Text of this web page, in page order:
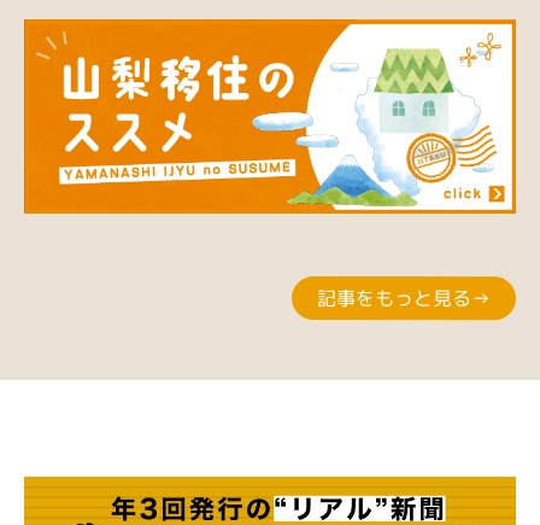
記事をもっと見る→